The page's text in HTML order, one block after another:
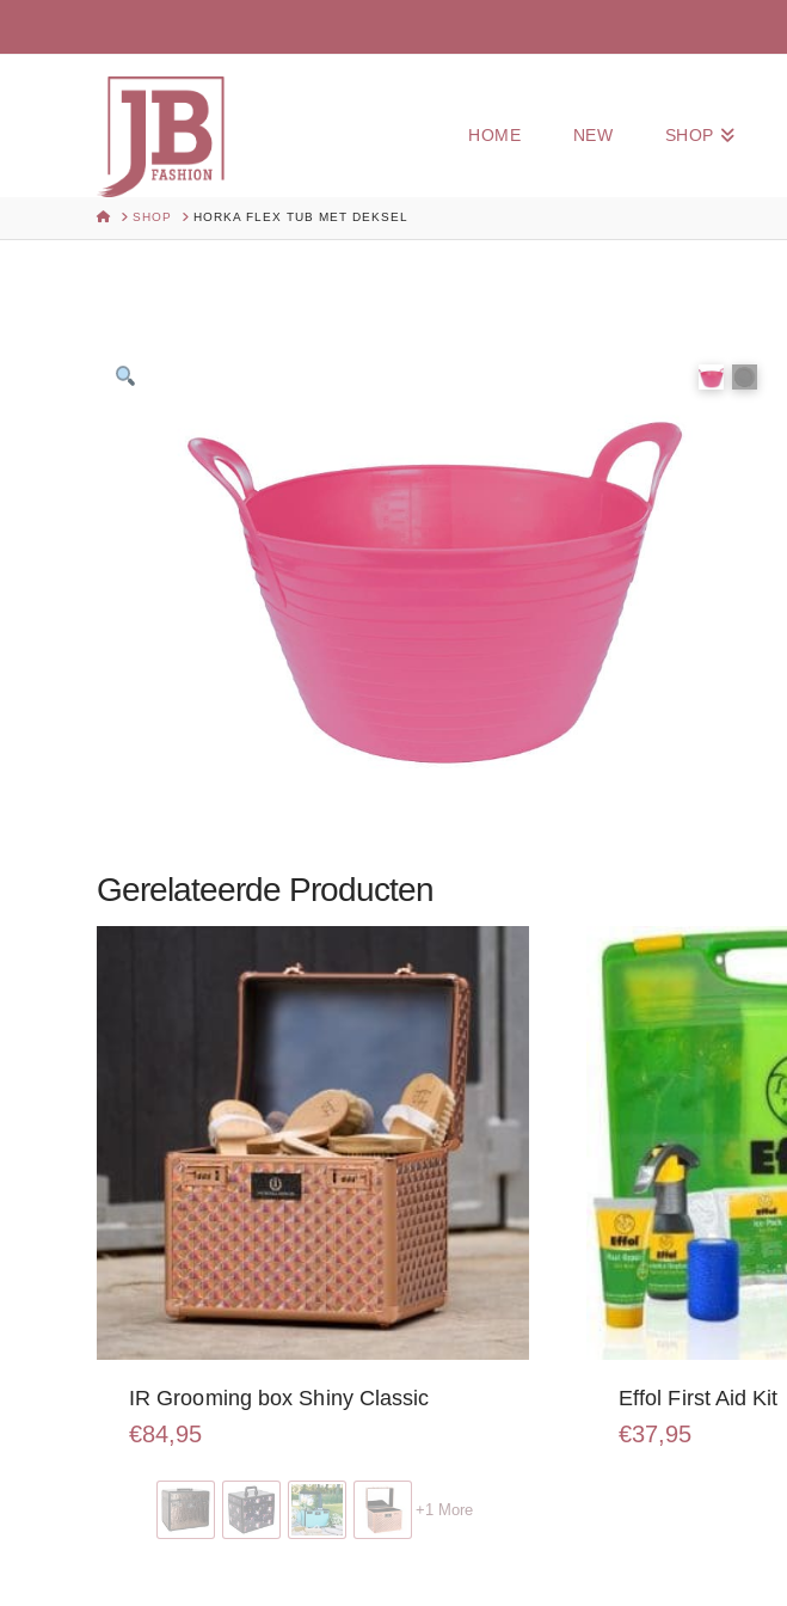
HOME NEW SHOP
HOMESHOP HORKA FLEX TUB MET DEKSEL
Gerelateerde Producten
IR Grooming box Shiny Classic
€84,95
product
meerdere
+1 More
Effol First Aid Kit
€37,95